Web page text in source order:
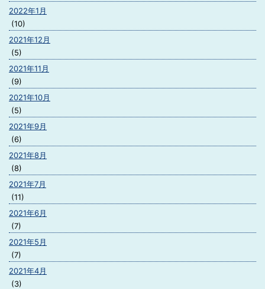
2022年1月
(10)
2021年12月
(5)
2021年11月
(9)
2021年10月
(5)
2021年9月
(6)
2021年8月
(8)
2021年7月
(11)
2021年6月
(7)
2021年5月
(7)
2021年4月
(3)